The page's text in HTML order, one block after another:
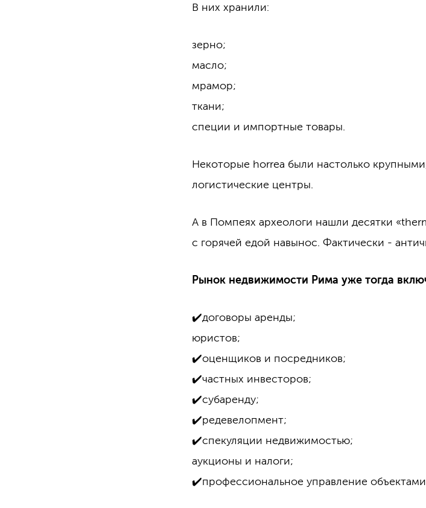
В них хранили:
зерно;
масло;
мрамор;
ткани;
специи и импортные товары.
Некоторые horrea были настолько
логистические центры.
А в Помпеях археологи нашли десятки
с горячей едой навынос. Фактически -
Рынок недвижимости Рима уже тогда
✔️договоры аренды;
юристов;
✔️оценщиков и посредников;
✔️частных инвесторов;
✔️субаренду;
✔️редевелопмент;
✔️спекуляции недвижимостью;
аукционы и налоги;
✔️профессиональное управление